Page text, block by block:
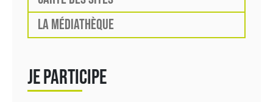
LA MÉDIATHÈQUE
JE PARTICIPE